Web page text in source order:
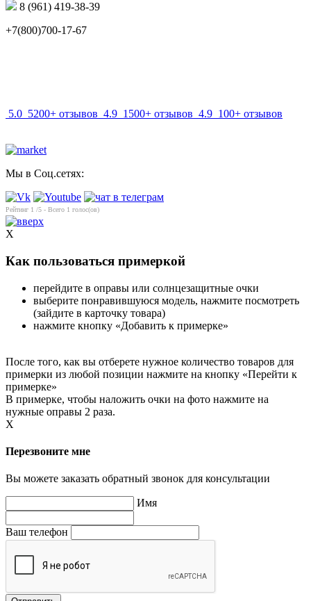
8 (961) 419-38-39
+7(800)700-17-67
5.0 5200+ отзывов 4.9 1500+ отзывов 4.9 100+ отзывов
Мы в Соц.сетях:
Рейтинг 1 /5 - Всего 1 голос(ов)
X
Как пользоваться примеркой
перейдите в оправы или солнцезащитные очки
выберите понравившуюся модель, нажмите посмотреть
(зайдите в карточку товара)
нажмите кнопку «Добавить к примерке»
После того, как вы отберете нужное количество товаров для
примерки из любой позиции нажмите на кнопку «Перейти к
примерке»
В примерке, чтобы наложить очки на фото нажмите на
нужные оправы 2 раза.
X
Перезвоните мне
Вы можете заказать обратный звонок для консультации
Имя
Ваш телефон